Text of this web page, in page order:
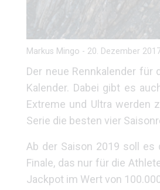
Markus Mingo - 20. Dezember
Der neue Rennkalender
Kalender. Dabei gibt es
Extreme und Ultra werden
Serie die besten vier
Ab der Saison 2019 soll es
Finale, das nur für die
Jackpot im Wert von